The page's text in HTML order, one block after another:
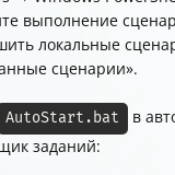
выполнение
локальные
сценарии».
AutoStart.bat
в
заданий: